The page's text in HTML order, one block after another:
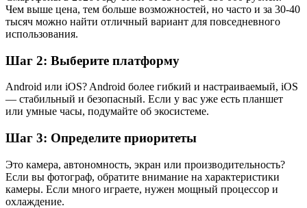
Чем выше цена, тем больше возможностей, но часто и за 30-40
тысяч можно найти отличный вариант для повседневного
использования.
Шаг 2: Выберите платформу
Android или iOS? Android более гибкий и настраиваемый, iOS
— стабильный и безопасный. Если у вас уже есть планшет
или умные часы, подумайте об экосистеме.
Шаг 3: Определите приоритеты
Это камера, автономность, экран или производительность?
Если вы фотограф, обратите внимание на характеристики
камеры. Если много играете, нужен мощный процессор и
охлаждение.